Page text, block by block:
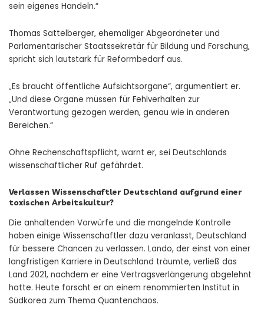
sein eigenes Handeln.“
Thomas Sattelberger, ehemaliger Abgeordneter und
Parlamentarischer Staatssekretär für Bildung und Forschung,
spricht sich lautstark für Reformbedarf aus.
„Es braucht öffentliche Aufsichtsorgane“, argumentiert er.
„Und diese Organe müssen für Fehlverhalten zur
Verantwortung gezogen werden, genau wie in anderen
Bereichen.“
Ohne Rechenschaftspflicht, warnt er, sei Deutschlands
wissenschaftlicher Ruf gefährdet.
Verlassen Wissenschaftler Deutschland aufgrund einer
toxischen Arbeitskultur?
Die anhaltenden Vorwürfe und die mangelnde Kontrolle
haben einige Wissenschaftler dazu veranlasst, Deutschland
für bessere Chancen zu verlassen. Lando, der einst von einer
langfristigen Karriere in Deutschland träumte, verließ das
Land 2021, nachdem er eine Vertragsverlängerung abgelehnt
hatte. Heute forscht er an einem renommierten Institut in
Südkorea zum Thema Quantenchaos.